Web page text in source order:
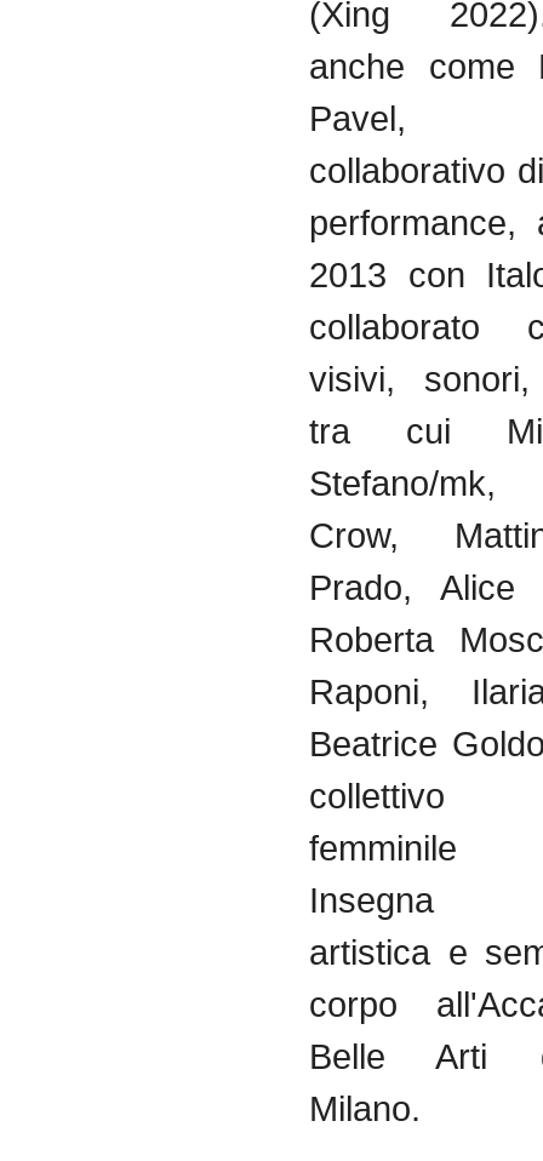
(Xing
anche come
Pavel,
collaborativo
performance,
2013 con
collaborato
visivi, sonori,
tra cui
Stefano/
Crow,
Prado, Alice
Roberta
Raponi,
Beatrice
collettivo
femminile
Insegna
artistica e
corpo
Belle Arti
Milano.